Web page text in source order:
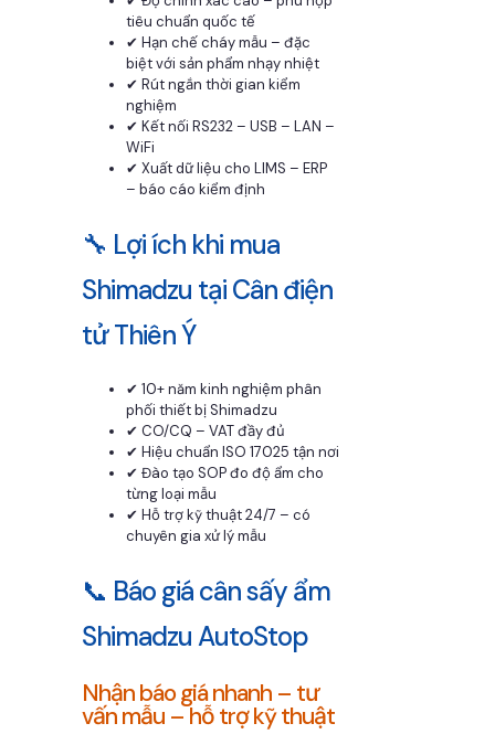
tiêu chuẩn quốc tế
✔ Hạn chế cháy mẫu – đặc
biệt với sản phẩm nhạy nhiệt
✔ Rút ngắn thời gian kiểm
nghiệm
✔ Kết nối RS232 – USB – LAN –
WiFi
✔ Xuất dữ liệu cho LIMS – ERP
– báo cáo kiểm định
🔧 Lợi ích khi mua
Shimadzu tại Cân điện
tử Thiên Ý
✔ 10+ năm kinh nghiệm phân
phối thiết bị Shimadzu
✔ CO/CQ – VAT đầy đủ
✔ Hiệu chuẩn ISO 17025 tận nơi
✔ Đào tạo SOP đo độ ẩm cho
từng loại mẫu
✔ Hỗ trợ kỹ thuật 24/7 – có
chuyên gia xử lý mẫu
📞 Báo giá cân sấy ẩm
Shimadzu AutoStop
Nhận báo giá nhanh – tư
vấn mẫu – hỗ trợ kỹ thuật